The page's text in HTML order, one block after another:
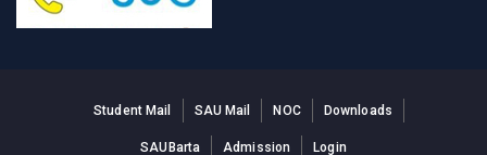
Student Mail SAU Mail NOC Downloads
SAUBarta Admission Login